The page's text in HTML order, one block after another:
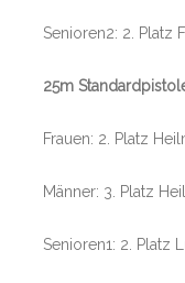
Senioren2: 2. Platz
25m
Frauen: 2. Platz
Männer: 3. Platz
Senioren1: 2. Platz